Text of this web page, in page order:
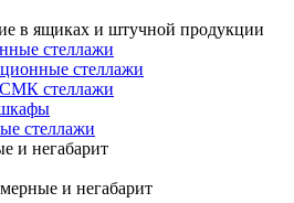
в ящиках и штучной продукции
стеллажи
стеллажи
стеллажи
стеллажи
и негабарит
и негабарит